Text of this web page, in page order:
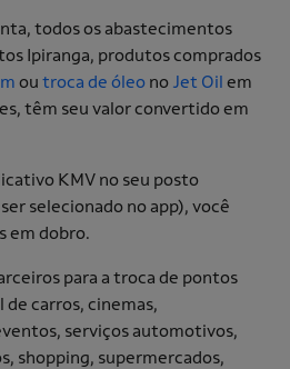
todos os abastecimentos
Ipiranga, produtos comprados
ou troca de óleo no Jet Oil em
têm seu valor convertido em
KMV no seu posto
selecionado no app), você
em dobro.
para a troca de pontos
de carros, cinemas,
serviços automotivos,
shopping, supermercados,